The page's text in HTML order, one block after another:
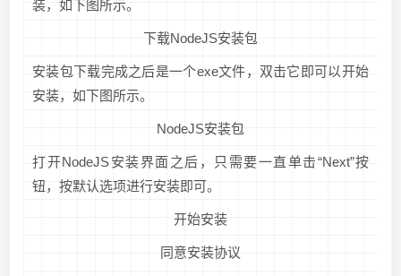
装，如下图所示。
下载NodeJS安装包
安装包下载完成之后是一个exe文件，双击它即可以开始
安装，如下图所示。
NodeJS安装包
打开NodeJS安装界面之后，只需要一直单击“Next”按
钮，按默认选项进行安装即可。
开始安装
同意安装协议